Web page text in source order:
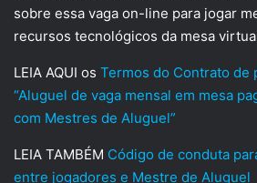
R$90,00.R$65,00.
sobre essa vaga on-line para jogar
recursos tecnológicos da mesa
LEIA AQUI os Termos do Contrato de
“Aluguel de vaga mensal em mesa
com Mestres de Aluguel”
LEIA TAMBÉM Código de conduta
entre jogadores e Mestre de Aluguel